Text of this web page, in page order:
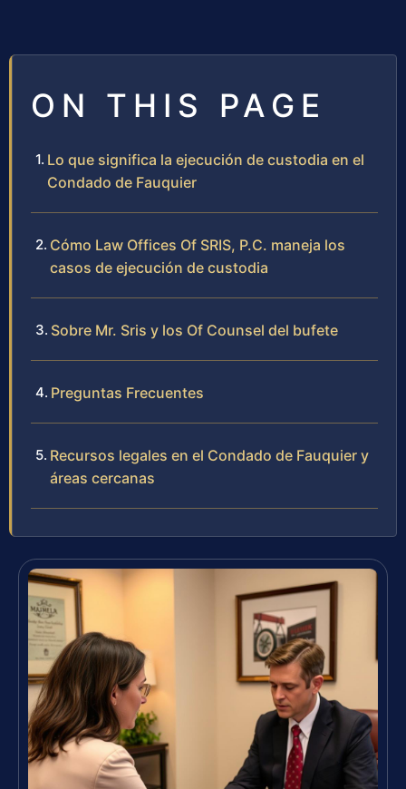
ON THIS PAGE
Lo que significa la ejecución de custodia en el
Condado de Fauquier
Cómo Law Offices Of SRIS, P.C. maneja los
casos de ejecución de custodia
Sobre Mr. Sris y los Of Counsel del bufete
Preguntas Frecuentes
Recursos legales en el Condado de Fauquier y
áreas cercanas